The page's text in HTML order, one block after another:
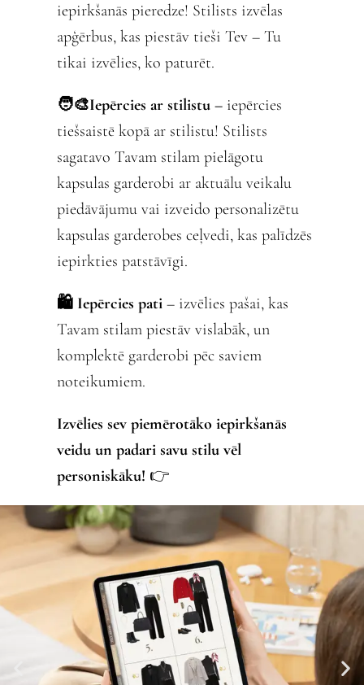
iepirkšanās pieredze! Stilists izvēlas
apģērbus, kas piestāv tieši Tev – Tu
tikai izvēlies, ko paturēt.
🧑‍🎨Iepērcies ar stilistu – iepērcies
tiešsaistē kopā ar stilistu! Stilists
sagatavo Tavam stilam pielāgotu
kapsulas garderobi ar aktuālu veikalu
piedāvājumu vai izveido personalizētu
kapsulas garderobes ceļvedi, kas palīdzēs
iepirkties patstāvīgi.
🛍️ Iepērcies pati – izvēlies pašai, kas
Tavam stilam piestāv vislabāk, un
komplektē garderobi pēc saviem
noteikumiem.
Izvēlies sev piemērotāko iepirkšanās
veidu un padari savu stilu vēl
personiskāku! 👉